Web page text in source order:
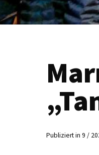
Publiziert in 9 /